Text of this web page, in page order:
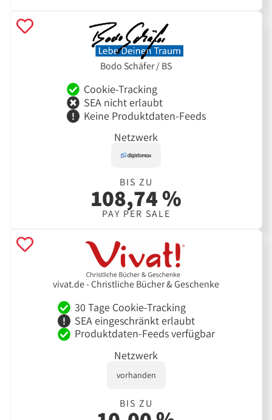
Bodo Schäfer / BS
Cookie-Tracking
SEA nicht erlaubt
Keine Produktdaten-Feeds
Netzwerk
BIS ZU
108,74 %
PAY PER SALE
vivat.de - Christliche Bücher & Geschenke
30 Tage Cookie-Tracking
SEA eingeschränkt erlaubt
Produktdaten-Feeds verfügbar
Netzwerk
vorhanden
BIS ZU